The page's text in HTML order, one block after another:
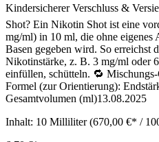
Kindersicherer Verschluss &
Shot? Ein Nikotin Shot ist eine
mg/ml) in 10 ml, die ohne
Basen gegeben wird. So erreichst
Nikotinstärke, z. B. 3 mg/ml oder
einfüllen, schütteln. 🔁
Formel (zur Orientierung):
Gesamtvolumen (ml)13.08.2025
Inhalt: 10 Milliliter(670,00 €* /